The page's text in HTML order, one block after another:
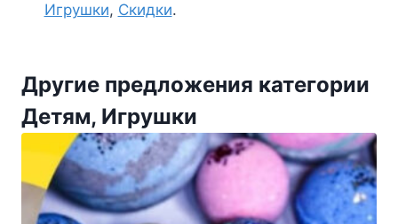
Игрушки, Скидки.
Другие предложения категории
Детям, Игрушки